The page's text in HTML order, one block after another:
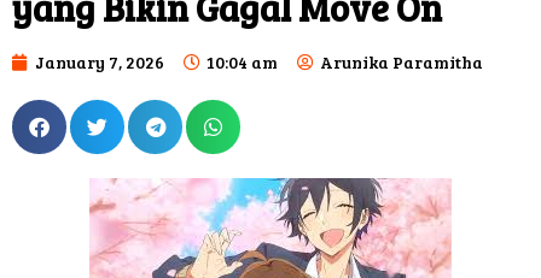
January 7, 2026 10:04 am Arunika Paramitha